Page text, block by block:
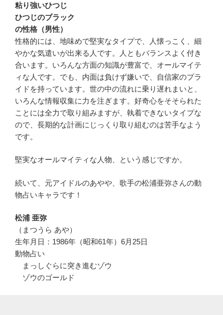
粘り強いひつじ
ひつじのブラック
の性格（男性）
性格的には、地味めで堅実なタイプで、人懐っこく、細
やかな気遣いが出来る人です。人ともバランスよく付き
合います。いろんな方面の知識が豊富で、オールマイテ
ィな人です。でも、内面は負けず嫌いで、自信家のプラ
イドを持っています。世の中の流れに乗り遅れまいと、
いろんな情報収集に力を注ぎます。好奇心をそそられた
ことには全力で取り組みますが、執着できないタイプな
ので、長期的な計画にじっくり取り組むのは苦手なよう
です。
堅実なオールマイティな人物、という感じですか。
続いて、元アイドルのあやや、歌手の松浦亜弥さんの動
物占いキャラです！
松浦 亜弥
（まつうら あや）
生年月日：1986年（昭和61年）6月25日
動物占い
まっしぐらに突き進むゾウ
ゾウのゴールド